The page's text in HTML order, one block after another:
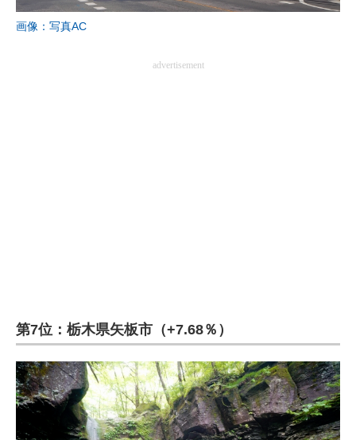
画像：写真AC
advertisement
第7位：栃木県矢板市（+7.68％）